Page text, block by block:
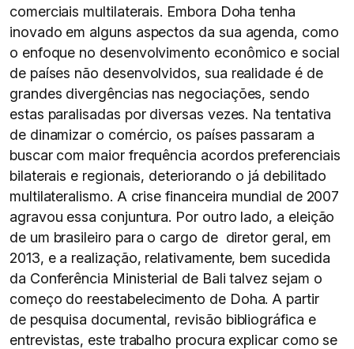
comerciais multilaterais. Embora Doha tenha
inovado em alguns aspectos da sua agenda, como
o enfoque no desenvolvimento econômico e social
de países não desenvolvidos, sua realidade é de
grandes divergências nas negociações, sendo
estas paralisadas por diversas vezes. Na tentativa
de dinamizar o comércio, os países passaram a
buscar com maior frequência acordos preferenciais
bilaterais e regionais, deteriorando o já debilitado
multilateralismo. A crise financeira mundial de 2007
agravou essa conjuntura. Por outro lado, a eleição
de um brasileiro para o cargo de diretor geral, em
2013, e a realização, relativamente, bem sucedida
da Conferência Ministerial de Bali talvez sejam o
começo do reestabelecimento de Doha. A partir
de pesquisa documental, revisão bibliográfica e
entrevistas, este trabalho procura explicar como se